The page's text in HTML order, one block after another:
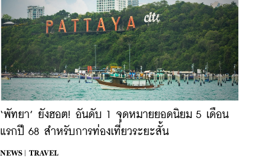
‘พัทยา’ ยังฮอต! อันดับ 1 จุดหมายยอดนิยม 5 เดือน
แรกปี 68 สำหรับการท่องเที่ยวระยะสั้น
NEWS |
TRAVEL